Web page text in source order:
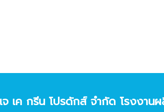
จ เค กรีน โปรดักส์ จํากัด โรงงาน